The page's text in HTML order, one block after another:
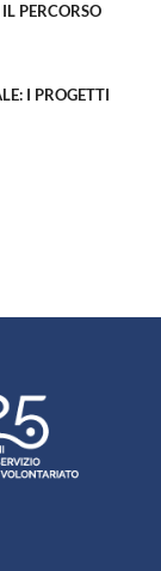
PERCORSO
I PROGETTI